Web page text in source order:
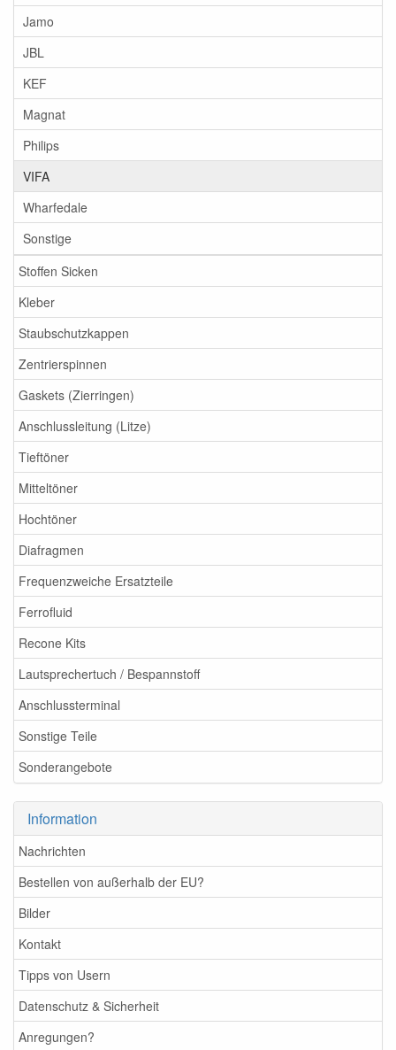
Jamo
JBL
KEF
Magnat
Philips
VIFA
Wharfedale
Sonstige
Stoffen Sicken
Kleber
Staubschutzkappen
Zentrierspinnen
Gaskets (Zierringen)
Anschlussleitung (Litze)
Tieftöner
Mitteltöner
Hochtöner
Diafragmen
Frequenzweiche Ersatzteile
Ferrofluid
Recone Kits
Lautsprechertuch / Bespannstoff
Anschlussterminal
Sonstige Teile
Sonderangebote
Information
Nachrichten
Bestellen von außerhalb der EU?
Bilder
Kontakt
Tipps von Usern
Datenschutz & Sicherheit
Anregungen?